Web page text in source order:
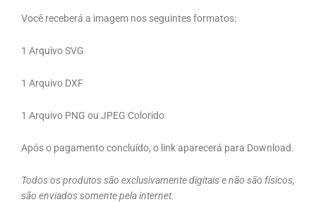
Você receberá a imagem nos seguintes formatos:
1 Arquivo SVG
1 Arquivo DXF
1 Arquivo PNG ou JPEG Colorido
Após o pagamento concluído, o link aparecerá para Download.
Todos os produtos são exclusivamente digitais e não são físicos,
são enviados somente pela internet.